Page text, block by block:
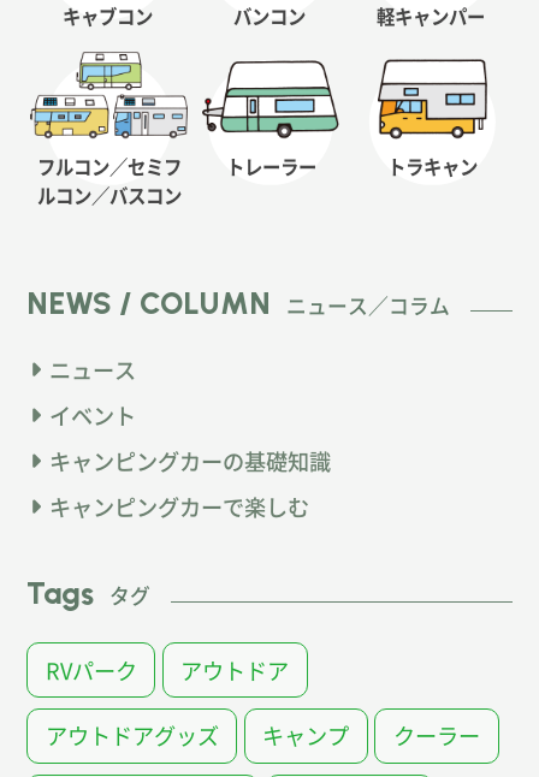
キャブコン バンコン 軽キャンパー
フルコン／セミフ
ルコン／バスコン
トレーラー トラキャン
NEWS / COLUMN ニュース／コラム
ニュース
イベント
キャンピングカーの基礎知識
キャンピングカーで楽しむ
Tags タグ
RVパーク アウトドア
アウトドアグッズ キャンプ クーラー